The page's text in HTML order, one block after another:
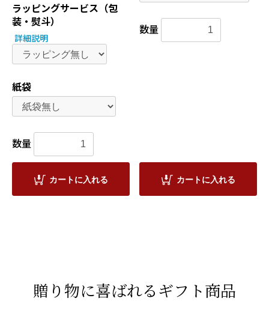
ラッピングサービス（包
装・熨斗）
詳細説明
紙袋
数量
カートに入れる
数量
カートに入れる
贈り物に喜ばれるギフト商品